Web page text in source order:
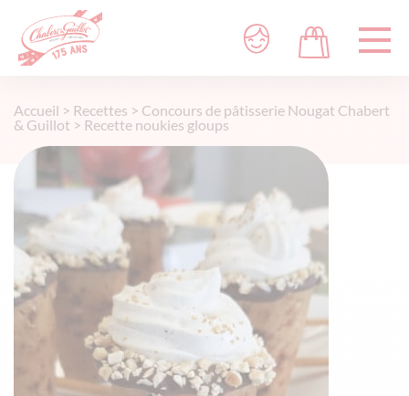
Accueil > Recettes > Concours de pâtisserie Nougat Chabert
& Guillot > Recette noukies gloups